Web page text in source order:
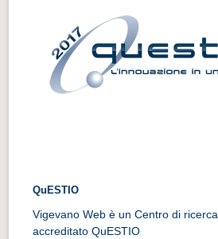
QuESTIO
Vigevano Web è un Centro di
accreditato QuESTIO